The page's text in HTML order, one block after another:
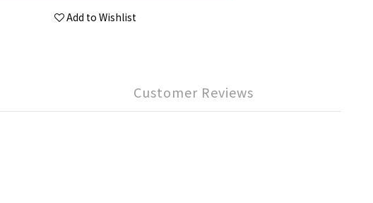
Add to Wishlist
Customer Reviews